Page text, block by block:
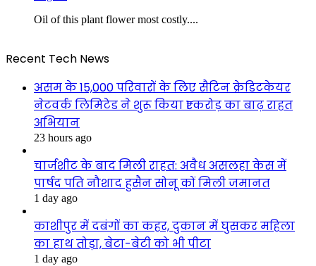
Oil of this plant flower most costly....
Recent Tech News
असम के 15,000 परिवारों के लिए सैटिन क्रेडिटकेयर
नेटवर्क लिमिटेड ने शुरू किया ₹1 करोड़ का बाढ़ राहत
अभियान
23 hours ago
चार्जशीट के बाद मिली राहत: अवैध असलहा केस में
पार्षद पति नौशाद हुसैन सोनू कों मिली जमानत
1 day ago
काशीपुर में दबंगों का कहर, दुकान में घुसकर महिला
का हाथ तोड़ा, बेटा-बेटी को भी पीटा
1 day ago